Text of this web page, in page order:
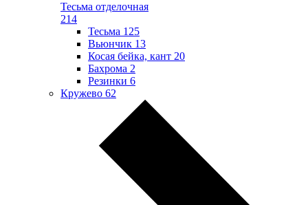
Тесьма отделочная
214
Тесьма 125
Вьюнчик 13
Косая бейка, кант 20
Бахрома 2
Резинки 6
Кружево 62